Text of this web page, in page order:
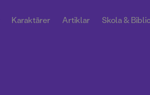
Karaktärer Artiklar Skola &